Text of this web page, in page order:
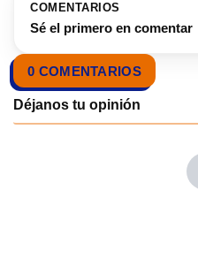
COMENTARIOS
Sé el primero en comentar
0 COMENTARIOS